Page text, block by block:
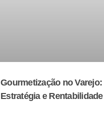
Gourmetização no Varejo:
Estratégia e Rentabilidade